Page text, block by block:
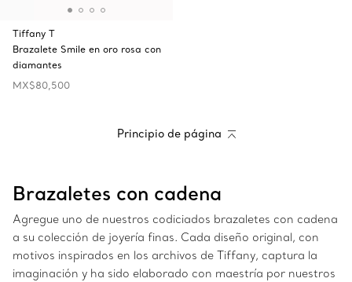
Tiffany T
Brazalete Smile en oro rosa con
diamantes
MX$80,500
Principio de página
Brazaletes con cadena
Agregue uno de nuestros codiciados brazaletes con cadena
a su colección de joyería finas. Cada diseño original, con
motivos inspirados en los archivos de Tiffany, captura la
imaginación y ha sido elaborado con maestría por nuestros